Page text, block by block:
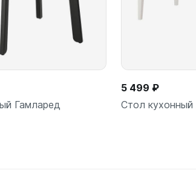
Гамларед
5 499 ₽
Стол кухонный